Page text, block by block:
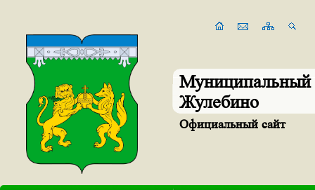
Муниципальный
Жулебино
Официальный сайт